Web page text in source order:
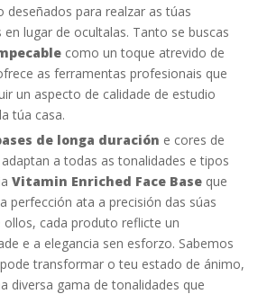
para realzar as túas
lugar de ocultalas. Tanto se buscas
como un toque atrevido de
as ferramentas profesionais que
un aspecto de calidade de estudio
túa casa.
de longa duración e cores de
a todas as tonalidades e tipos
Vitamin Enriched Face Base que
perfección ata a precisión das súas
cada produto reflicte un
e a elegancia sen esforzo. Sabemos
transformar o teu estado de ánimo,
diversa gama de tonalidades que